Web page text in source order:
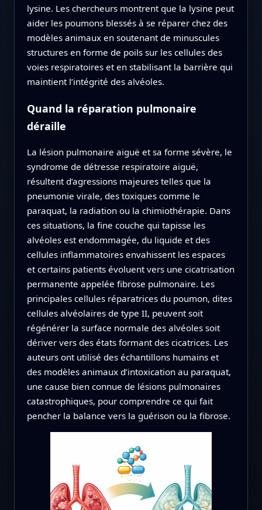
lysine. Les chercheurs montrent que la lysine peut
aider les poumons blessés à se réparer chez des
modèles animaux en soutenant de minuscules
structures en forme de poils sur les cellules des
voies respiratoires et en stabilisant la barrière qui
maintient l’intégrité des alvéoles.
Quand la réparation pulmonaire
déraille
La lésion pulmonaire aiguë et sa forme sévère, le
syndrome de détresse respiratoire aiguë,
résultent d’agressions majeures telles que la
pneumonie virale, des toxiques comme le
paraquat, la radiation ou la chimiothérapie. Dans
ces situations, la fine couche qui tapisse les
alvéoles est endommagée, du liquide et des
cellules inflammatoires envahissent les espaces
et certains patients évoluent vers une cicatrisation
permanente appelée fibrose pulmonaire. Les
principales cellules réparatrices du poumon, dites
cellules alvéolaires de type II, peuvent soit
régénérer la surface normale des alvéoles soit
dériver vers des états formant des cicatrices. Les
auteurs ont utilisé des échantillons humains et
des modèles animaux d’intoxication au paraquat,
une cause bien connue de lésions pulmonaires
catastrophiques, pour comprendre ce qui fait
pencher la balance vers la guérison ou la fibrose.